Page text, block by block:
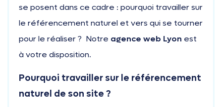
se posent dans ce cadre : pourquoi travailler sur
le référencement naturel et vers qui se tourner
pour le réaliser ? Notre agence web Lyon est
à votre disposition.
Pourquoi travailler sur le référencement
naturel de son site ?